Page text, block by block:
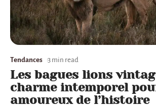
Tendances 3 min read
Les bagues lions
charme intemporel
amoureux de l’histoire